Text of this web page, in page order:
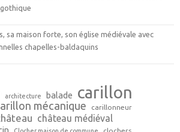
sa maison forte, son église médiévale avec
chapelles-baldaquins
architecture balade carillon
mécanique carillonneur
château médiéval